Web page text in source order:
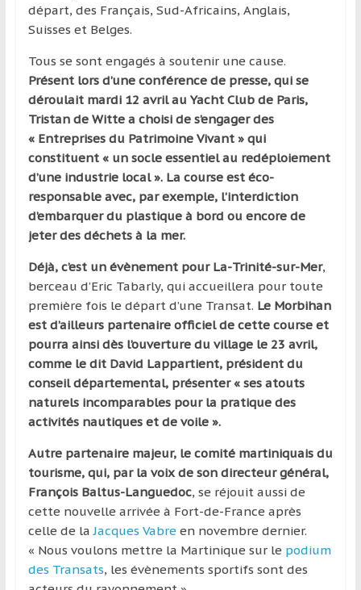
départ, des Français, Sud-Africains, Anglais,
Suisses et Belges.
Tous se sont engagés à soutenir une cause.
Présent lors d’une conférence de presse, qui se
déroulait mardi 12 avril au Yacht Club de Paris,
Tristan de Witte a choisi de s’engager des
« Entreprises du Patrimoine Vivant » qui
constituent « un socle essentiel au redéploiement
d’une industrie local ». La course est éco-
responsable avec, par exemple, l’interdiction
d’embarquer du plastique à bord ou encore de
jeter des déchets à la mer.
Déjà, c’est un évènement pour La-Trinité-sur-Mer,
berceau d’Eric Tabarly, qui accueillera pour toute
première fois le départ d’une Transat. Le Morbihan
est d’ailleurs partenaire officiel de cette course et
pourra ainsi dès l’ouverture du village le 23 avril,
comme le dit David Lappartient, président du
conseil départemental, présenter « ses atouts
naturels incomparables pour la pratique des
activités nautiques et de voile ».
Autre partenaire majeur, le comité martiniquais du
tourisme, qui, par la voix de son directeur général,
François Baltus-Languedoc, se réjouit aussi de
cette nouvelle arrivée à Fort-de-France après
celle de laJacques Vabreen novembre dernier.
« Nous voulons mettre la Martinique sur le podium
des Transats, les évènements sportifs sont des